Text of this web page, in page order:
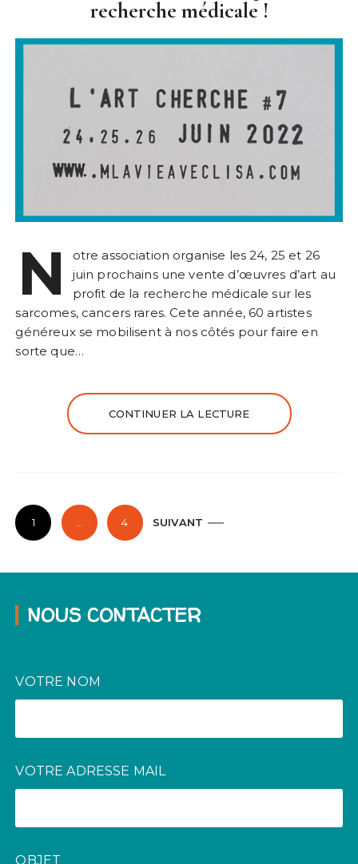
recherche médicale !
N
otre association organise les 24, 25 et 26
juin prochains une vente d’œuvres d’art au
profit de la recherche médicale sur les
sarcomes, cancers rares. Cete année, 60 artistes
généreux se mobilisent à nos côtés pour faire en
sorte que…
CONTINUER LA LECTURE
P
a
n
i
n
d
e
p
1 … 4 SUIVANT
NOUS CONTACTER
VOTRE NOM
VOTRE ADRESSE MAIL
OBJET